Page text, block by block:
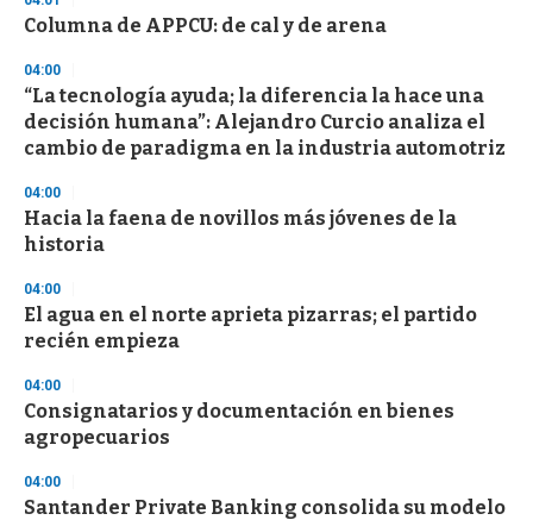
s
Columna de APPCU: de cal y de arena
04:00
“La tecnología ayuda; la diferencia la hace una
decisión humana”: Alejandro Curcio analiza el
cambio de paradigma en la industria automotriz
04:00
Hacia la faena de novillos más jóvenes de la
historia
04:00
El agua en el norte aprieta pizarras; el partido
recién empieza
04:00
Consignatarios y documentación en bienes
agropecuarios
04:00
Santander Private Banking consolida su modelo